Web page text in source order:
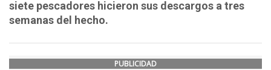
siete pescadores hicieron sus descargos a tres
semanas del hecho.
PUBLICIDAD